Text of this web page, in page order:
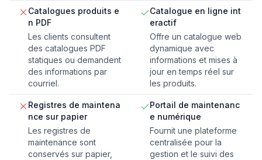
Catalogues produits e
n PDF
Les clients consultent
des catalogues PDF
statiques ou demandent
des informations par
courriel.
Catalogue en ligne int
eractif
Offre un catalogue web
dynamique avec
informations et mises à
jour en temps réel sur
les produits.
Registres de maintena
nce sur papier
Les registres de
maintenance sont
conservés sur papier,
Portail de maintenanc
e numérique
Fournit une plateforme
centralisée pour la
gestion et le suivi des